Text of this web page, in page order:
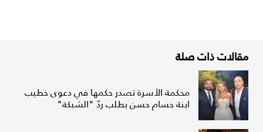
مقالات ذات صلة
محكمة الأسرة تصدر حكمها في دعوى خطيب
ابنة حسام حسن بطلب ردّ "الشبكة"